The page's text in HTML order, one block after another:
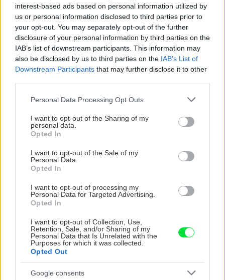
interest-based ads based on personal information utilized by
us or personal information disclosed to third parties prior to
your opt-out. You may separately opt-out of the further
disclosure of your personal information by third parties on the
IAB’s list of downstream participants. This information may
also be disclosed by us to third parties on the IAB’s List of
Downstream Participants that may further disclose it to other
Please note that this website/app uses one or more Google
not limited to your visit or usage behaviour. You may click to
grant or deny consent to Google and its third-party tags to
use your data for below specified purposes in below Google
consent section.
Personal Data Processing Opt Outs
I want to opt-out of the Sharing of my
personal data.
Opted In
I want to opt-out of the Sale of my
Personal Data.
Opted In
I want to opt-out of processing my
Personal Data for Targeted Advertising.
Opted In
I want to opt-out of Collection, Use,
Retention, Sale, and/or Sharing of my
Personal Data that Is Unrelated with the
Purposes for which it was collected.
Opted Out
Google consents
NAŠE ČASOPISY
UROB SI SÁM 7-8/2026
KDE SA DISKUTUJE
Ja som to riešil tieniacimi závesmi v interieri.Je to
pohoda.